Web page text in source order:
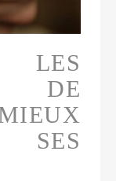
DE